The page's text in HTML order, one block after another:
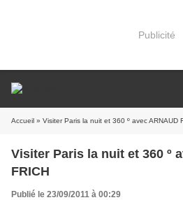
Publicité
Accueil » Visiter Paris la nuit et 360 º avec ARNAUD
Visiter Paris la nuit et 360 º
FRICH
Publié le 23/09/2011 à 00:29